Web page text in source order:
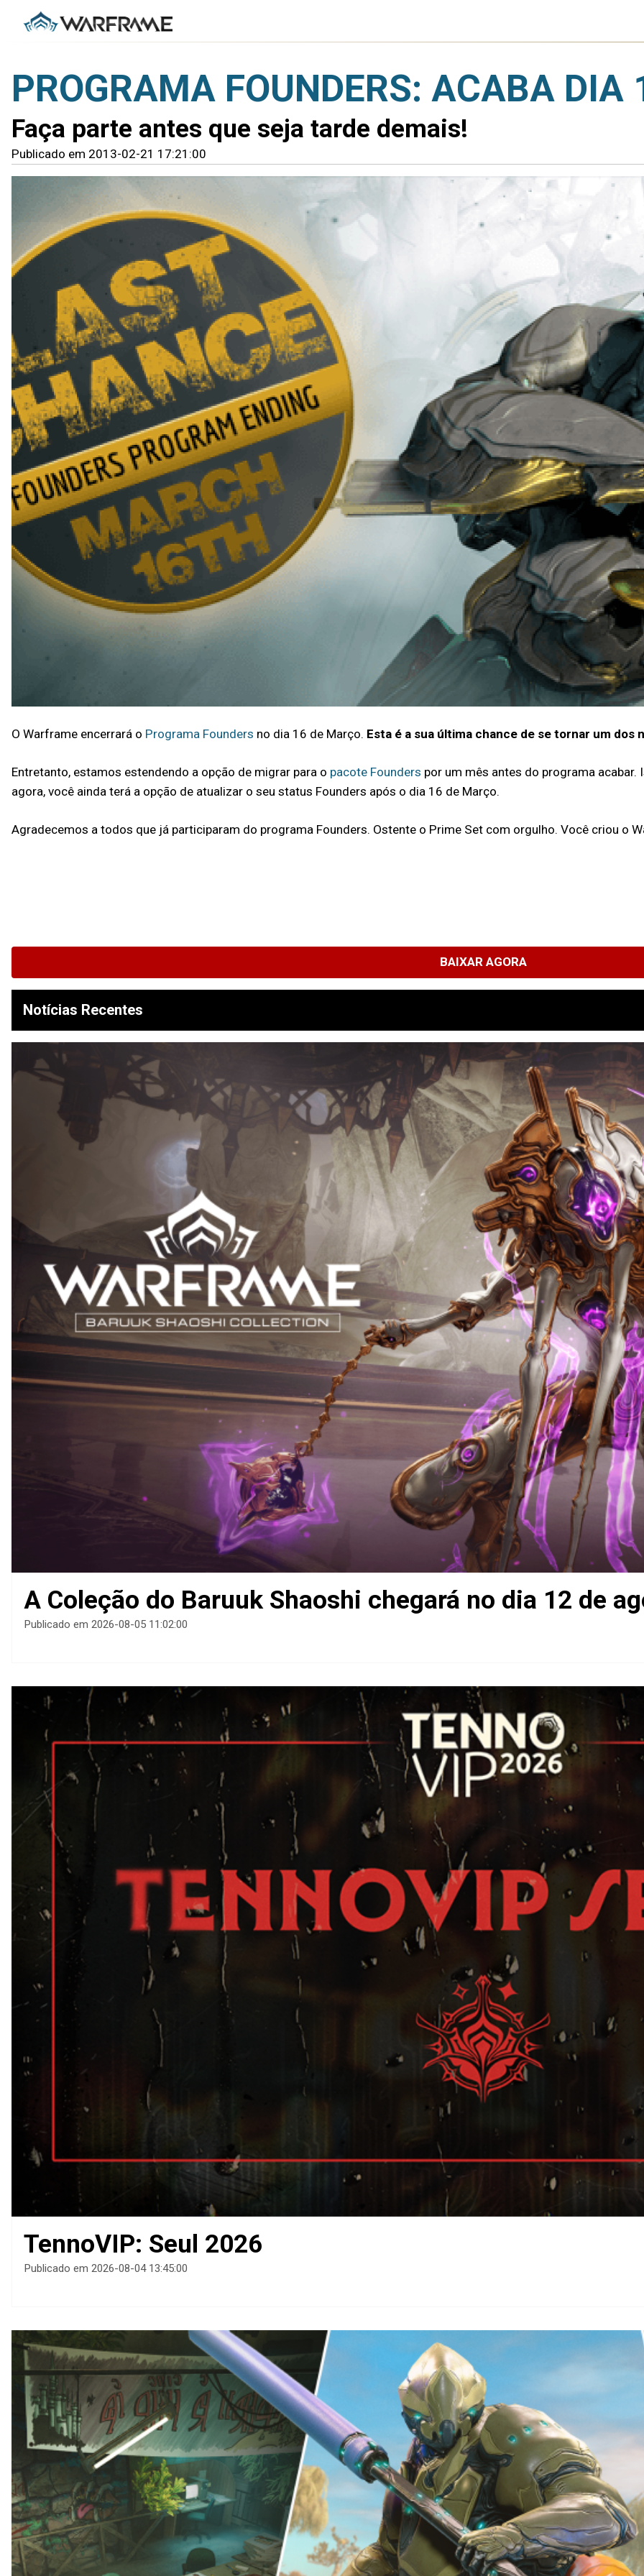
PROGRAMA FOUNDERS: ACABA DIA
Faça parte antes que seja tarde demais!
Publicado em 2013-02-21 17:21:00
O Warframe encerrará o Programa Founders no dia 16 de Março. Esta é a sua última chance de se tornar um
Entretanto, estamos estendendo a opção de migrar para o pacote Founders por um mês antes do programa
agora, você ainda terá a opção de atualizar o seu status Founders após o dia 16 de Março.
Agradecemos a todos que já participaram do programa Founders. Ostente o Prime Set com orgulho. Você criou o
BAIXAR AGORA
Notícias Recentes
A Coleção do Baruuk Shaoshi chegará no dia 12 de
Publicado em 2026-08-05 11:02:00
TennoVIP: Seul 2026
Publicado em 2026-08-04 13:45:00